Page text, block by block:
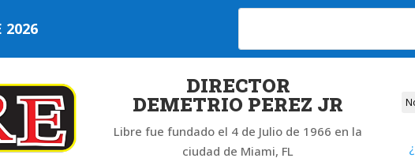
2026
DIRECTOR
DEMETRIO PEREZ JR
Libre fue fundado el 4 de Julio de 1966 en la
ciudad de Miami, FL